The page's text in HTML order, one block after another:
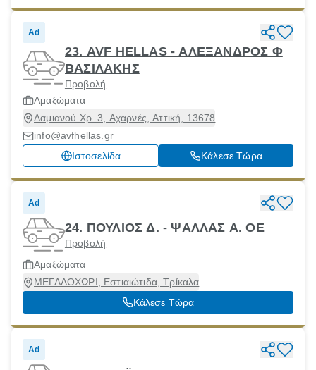
Ad
23. AVF HELLAS - ΑΛΕΞΑΝΔΡΟΣ Φ
ΒΑΣΙΛΑΚΗΣ
Προβολή
Αμαξώματα
Δαμιανού Χρ. 3, Αχαρνές, Αττική, 13678
info@avfhellas.gr
Ιστοσελίδα
Κάλεσε Τώρα
Ad
24. ΠΟΥΛΙΟΣ Δ. - ΨΑΛΛΑΣ Α. ΟΕ
Προβολή
Αμαξώματα
ΜΕΓΑΛΟΧΩΡΙ, Εστιαιώτιδα, Τρίκαλα
Κάλεσε Τώρα
Ad